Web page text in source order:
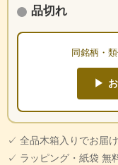
品切れ
同銘柄・
▶ お
✓ 全品木箱入りでお届け
✓ ラッピング・紙袋 無